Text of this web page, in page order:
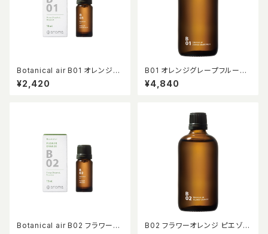
Botanical air B01 オレンジグ
レープフルーツ 10ml
¥2,420
B01 オレンジグレープフルーツ
ピエゾアロマオイル 100ml
¥4,840
Botanical air B02 フラワーオ
B02 フラワーオレンジ ピエゾア